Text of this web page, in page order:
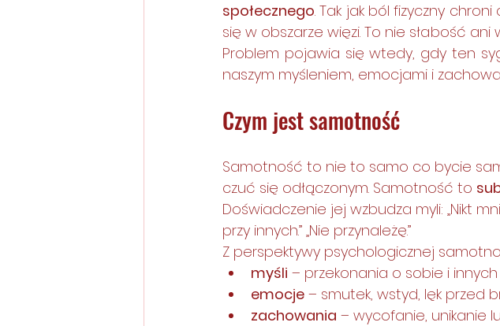
społecznego. Tak jak ból fizyczny
się w obszarze więzi. To nie słabość
Problem pojawia się wtedy, gdy ten
naszym myśleniem, emocjami i
Czym jest samotność
Samotność to nie to samo co bycie
czuć się odłączonym. Samotność to
Doświadczenie jej wzbudza myli: „Nikt
przy innych.” „Nie przynależę.”
Z perspektywy psychologicznej
myśli – przekonania o sobie i innych
emocje – smutek, wstyd, lęk przed
zachowania – wycofanie, unikanie